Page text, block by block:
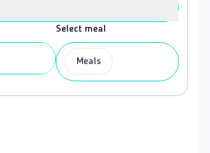
Select meal
Meals